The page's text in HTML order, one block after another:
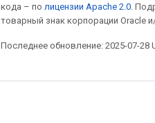
кода – по лицензии Apache 2.0 .
товарный знак корпорации Oracle
Последнее обновление: 2025-07-28